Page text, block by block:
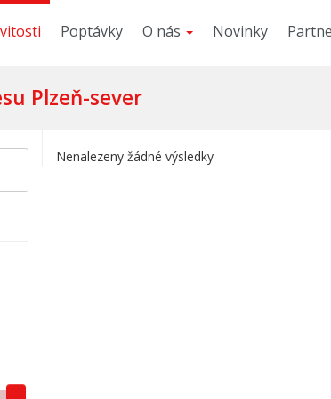
Poptávky O nás Novinky
Plzeň-sever
Nenalezeny žádné výsledky